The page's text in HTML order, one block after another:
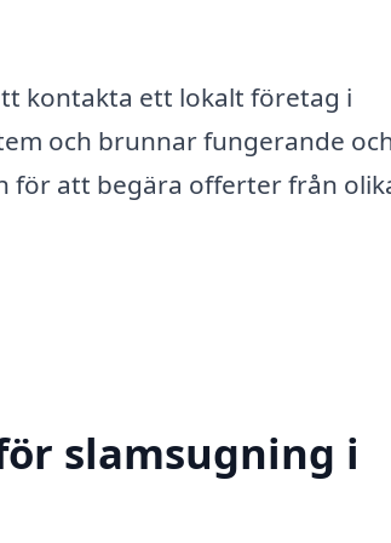
kontakta ett lokalt företag i
och brunnar fungerande
för att begära offerter från
slamsugning i